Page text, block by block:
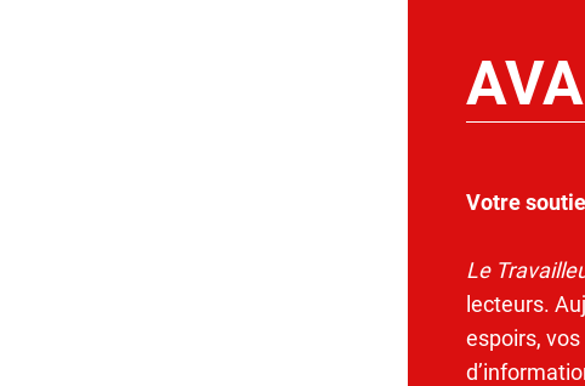
Votre
Le
lecteurs.
espoirs,